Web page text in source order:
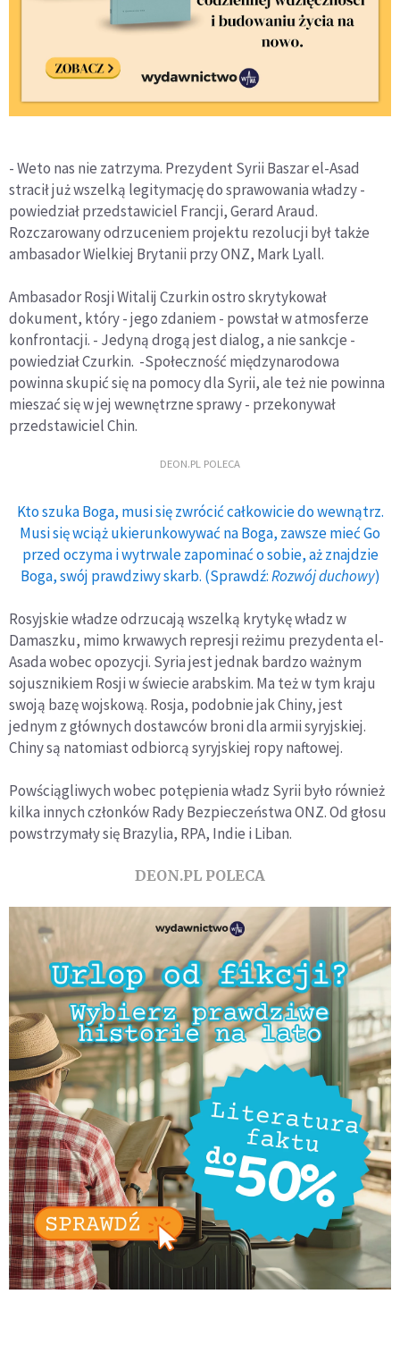
- Weto nas nie zatrzyma. Prezydent Syrii Baszar el-Asad
stracił już wszelką legitymację do sprawowania władzy -
powiedział przedstawiciel Francji, Gerard Araud.
Rozczarowany odrzuceniem projektu rezolucji był także
ambasador Wielkiej Brytanii przy ONZ, Mark Lyall.
Ambasador Rosji Witalij Czurkin ostro skrytykował
dokument, który - jego zdaniem - powstał w atmosferze
konfrontacji. - Jedyną drogą jest dialog, a nie sankcje -
powiedział Czurkin. -Społeczność międzynarodowa
powinna skupić się na pomocy dla Syrii, ale też nie powinna
mieszać się w jej wewnętrzne sprawy - przekonywał
przedstawiciel Chin.
DEON.PL POLECA
Kto szuka Boga, musi się zwrócić całkowicie do wewnątrz.
Musi się wciąż ukierunkowywać na Boga, zawsze mieć Go
przed oczyma i wytrwale zapominać o sobie, aż znajdzie
Boga, swój prawdziwy skarb. (Sprawdź:Rozwój duchowy)
Rosyjskie władze odrzucają wszelką krytykę władz w
Damaszku, mimo krwawych represji reżimu prezydenta el-
Asada wobec opozycji. Syria jest jednak bardzo ważnym
sojusznikiem Rosji w świecie arabskim. Ma też w tym kraju
swoją bazę wojskową. Rosja, podobnie jak Chiny, jest
jednym z głównych dostawców broni dla armii syryjskiej.
Chiny są natomiast odbiorcą syryjskiej ropy naftowej.
Powściągliwych wobec potępienia władz Syrii było również
kilka innych członków Rady Bezpieczeństwa ONZ. Od głosu
powstrzymały się Brazylia, RPA, Indie i Liban.
DEON.PL POLECA